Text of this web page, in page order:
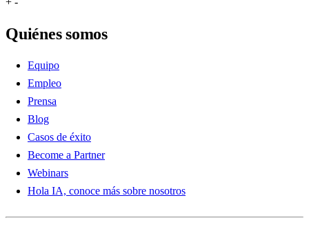
Quiénes somos
Equipo
Empleo
Prensa
Blog
Casos de éxito
Become a Partner
Webinars
Hola IA, conoce más sobre nosotros